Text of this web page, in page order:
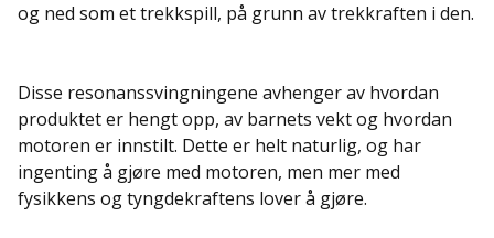
og ned som et trekkspill, på grunn av trekkraften i den.
Disse resonanssvingningene avhenger av hvordan
produktet er hengt opp, av barnets vekt og hvordan
motoren er innstilt. Dette er helt naturlig, og har
ingenting å gjøre med motoren, men mer med
fysikkens og tyngdekraftens lover å gjøre.